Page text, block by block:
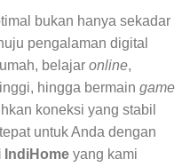
bukan hanya sekadar
pengalaman digital
belajar online,
hingga bermain game
koneksi yang stabil
untuk Anda dengan
IndiHome yang kami